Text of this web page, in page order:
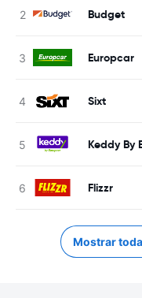
Budget
Europcar
Sixt
Keddy By
Flizzr
Mostrar